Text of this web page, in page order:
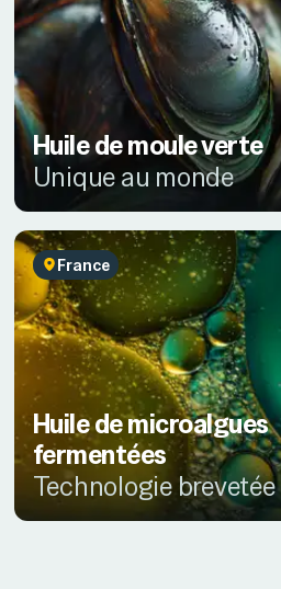
Huile de moule verte
Unique au monde
France
Huile de microalgues
fermentées
Technologie brevetée